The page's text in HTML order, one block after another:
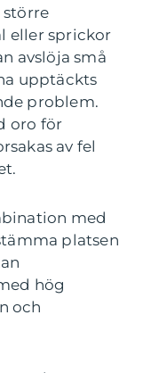
större
eller sprickor
avslöja små
upptäckts
problem.
oro för
av fel
med
platsen
hög
och